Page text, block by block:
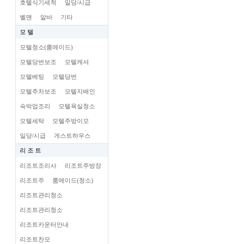
호텔식기세척 일당/시급
벨맨 알바 기타
모 텔
모텔청소(룸메이드)
모텔당번보조 모텔캐셔
모텔베팅 모텔당번
모텔주차보조 모텔지배인
숙박업조리 모텔욕실청소
모텔세탁 모텔주방이모
일당/시급 게스트하우스
리 조 트
리조트조리사 리조트주방장
리조트주 룸메이드(청소)
리조트관리청소
리조트관리청소
리조트카운터안내
리조트찬모